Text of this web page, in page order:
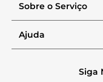
Sobre o Serviço
Ajuda
Siga